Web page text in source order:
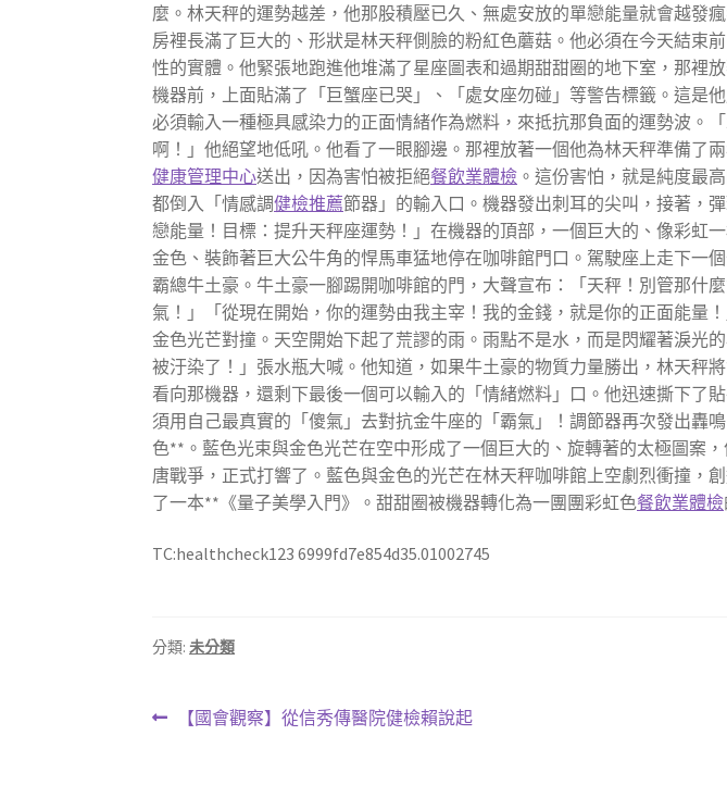
麼。林天秤的運勢越差，他那股積壓已久、無處安放的單戀能量就會越發
房裡長滿了巨大的、形狀是林天秤側臉的粉紅色蘑菇。他必須在今天結束
性的實體。他緊張地跑進他堆滿了星座圖表和過期甜甜圈的地下室，那裡
機器前，上面貼滿了「巨蟹座已哭」、「處女座勿碰」等警告標籤。這是
必須輸入一種極具感染力的正面情緒作為燃料，來抵抗那負面的運勢波
啊！」他絕望地低吼。他看了一眼腳邊。那裡放著一個他為林天秤準備了
健康管理中心送出，因為害怕被拒絕餐飲業體檢 。這份害怕，就是純度最
都倒入「情感調健檢推薦節器」的輸入口。機器發出刺耳的尖叫，接著，
戀能量！目標：提升天秤座運勢！」在機器的頂部，一個巨大的、像彩虹
金色、裝飾著巨大公牛角的悍馬車猛地停在咖啡館門口。駕駛座上走下
霸總牛土豪。牛土豪一腳踢開咖啡館的門，大聲宣布：「天秤！別管那什
氣！」「從現在開始，你的運勢由我主宰！我的金錢，就是你的正面能量
金色光芒對撞。天空開始下起了荒謬的雨。雨點不是水，而是閃耀著淚光
被汙染了！」張水瓶大喊。他知道，如果牛土豪的物質力量勝出，林天秤
看向那機器，還剩下最後一個可以輸入的「情緒燃料」口。他迅速撕下了
須用自己最真實的「傻氣」去對抗金牛座的「霸氣」！調節器再次發出轟
色**。藍色光束與金色光芒在空中形成了一個巨大的、旋轉著的太極圖案
唐戰爭，正式打響了。藍色與金色的光芒在林天秤咖啡館上空劇烈衝撞，
了一本**《量子美學入門》。甜甜圈被機器轉化為一團團彩虹色餐飲業體檢
TC:healthcheck123 6999fd7e854d35.01002745
分類:未分類
文
上【國會觀察】從信秀傳醫院健檢賴說起